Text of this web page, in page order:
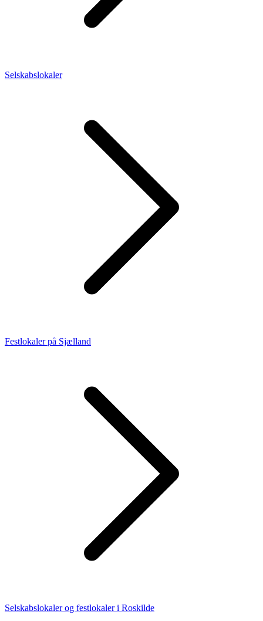
Selskabslokaler
Festlokaler på Sjælland
Selskabslokaler og festlokaler i Roskilde